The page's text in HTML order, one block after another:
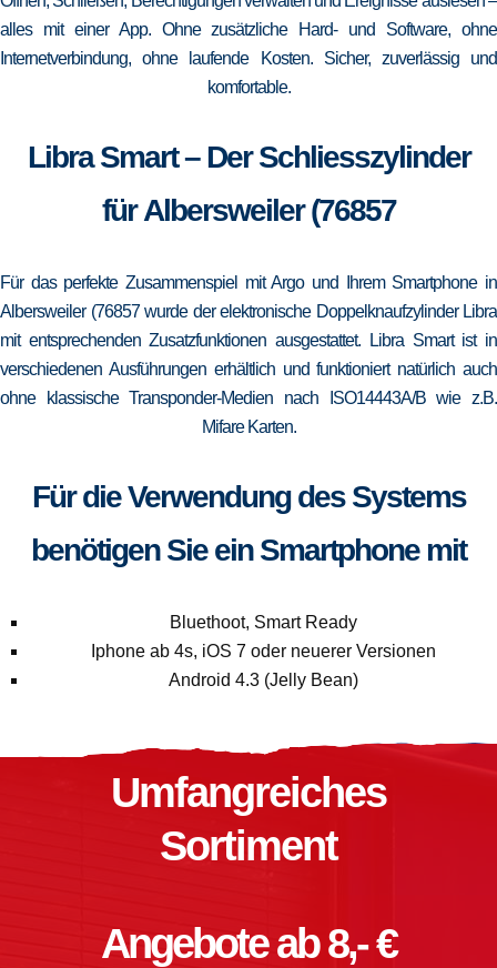
alles mit einer App. Ohne zusätzliche Hard- und Software, ohne
Internetverbindung, ohne laufende Kosten. Sicher, zuverlässig und
komfortable.
Libra Smart – Der Schliesszylinder
für Albersweiler (76857
Für das perfekte Zusammenspiel mit Argo und Ihrem Smartphone in
Albersweiler (76857 wurde der elektronische Doppelknaufzylinder Libra
mit entsprechenden Zusatzfunktionen ausgestattet. Libra Smart ist in
verschiedenen Ausführungen erhältlich und funktioniert natürlich auch
ohne klassische Transponder-Medien nach ISO14443A/B wie z.B.
Mifare Karten.
Für die Verwendung des Systems
benötigen Sie ein Smartphone mit
Bluethoot, Smart Ready
Iphone ab 4s, iOS 7 oder neuerer Versionen
Android 4.3 (Jelly Bean)
Umfangreiches
Sortiment
Angebote ab 8,- €